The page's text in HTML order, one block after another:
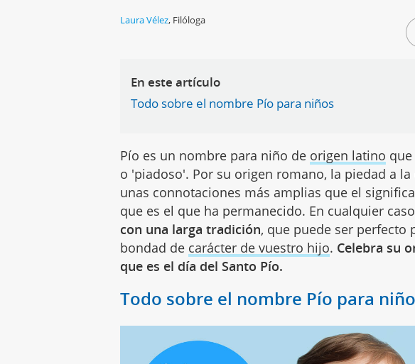
Laura Vélez, Filóloga
En este artículo
Todo sobre el nombre Pío para niños
Pío es un nombre para niño de origen latino
o 'piadoso'. Por su origen romano, la piedad a
unas connotaciones más amplias que el
que es el que ha permanecido. En cualquier
con una larga tradición, que puede ser perfecto
bondad de carácter de vuestro hijo. Celebra su
que es el día del Santo Pío.
Todo sobre el nombre Pío para